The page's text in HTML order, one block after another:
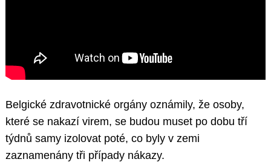
Belgické zdravotnické orgány oznámily, že osoby,
které se nakazí virem, se budou muset po dobu tří
týdnů samy izolovat poté, co byly v zemi
zaznamenány tři případy nákazy.